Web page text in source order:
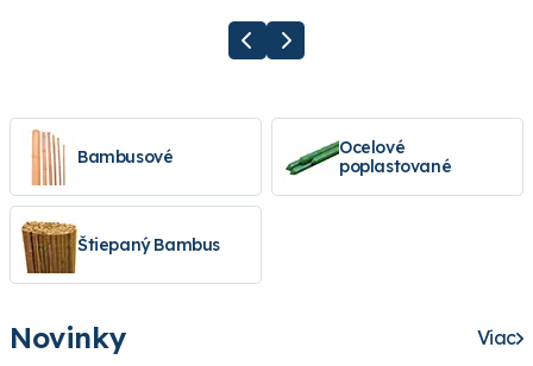
Bambusové
Ocelové
poplastované
Štiepaný Bambus
Novinky Viac